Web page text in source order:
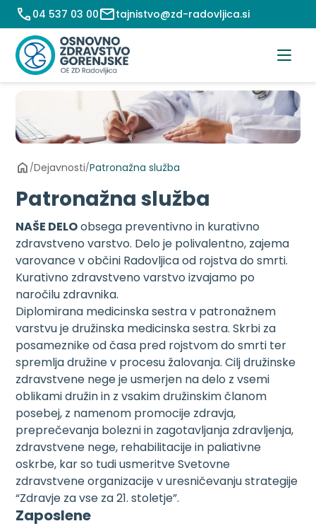
Preskoči
na
vsebino
04 537 03 00 tajnistvo@zd-radovljica.si
/Dejavnosti/Patronažna služba
Patronažna služba
NAŠE DELOobsega preventivno in kurativno
zdravstveno varstvo. Delo je polivalentno, zajema
varovance v občini Radovljica od rojstva do smrti.
Kurativno zdravstveno varstvo izvajamo po
naročilu zdravnika.
Diplomirana medicinska sestra v patronažnem
varstvu je družinska medicinska sestra. Skrbi za
posameznike od časa pred rojstvom do smrti ter
spremlja družine v procesu žalovanja. Cilj družinske
zdravstvene nege je usmerjen na delo z vsemi
oblikami družin in z vsakim družinskim članom
posebej, z namenom promocije zdravja,
preprečevanja bolezni in zagotavljanja zdravljenja,
zdravstvene nege, rehabilitacije in paliativne
oskrbe, kar so tudi usmeritve Svetovne
zdravstvene organizacije v uresničevanju strategije
“Zdravje za vse za 21. stoletje”.
Zaposlene